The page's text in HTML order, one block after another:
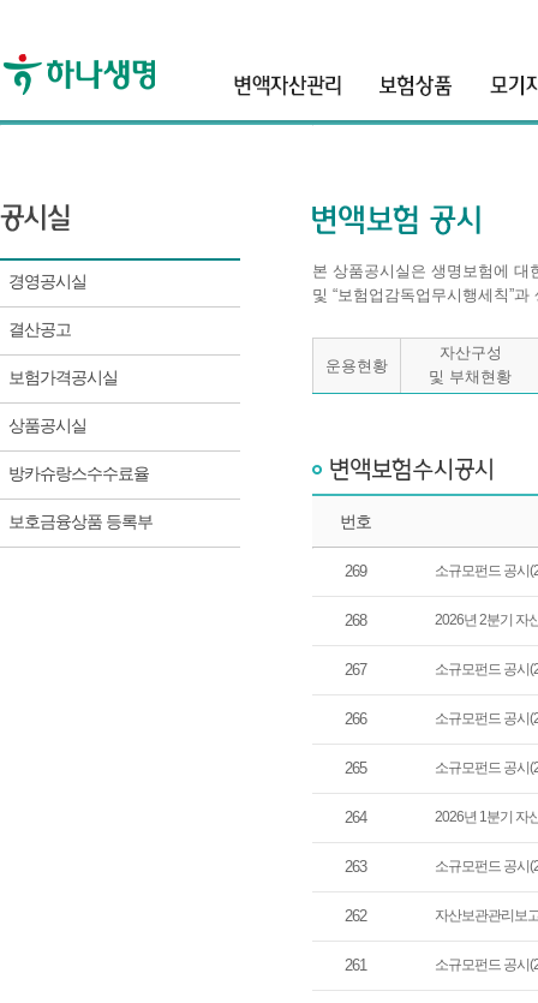
경영공시실
결산공고
보험가격공시실
상품공시실
방카슈랑스수수료율
보호금융상품 등록부
본 상품공시실은 생명보험에 대
및 “보험업감독업무시행세칙”
운용현황
자산구성
및 부채현황
번호
269 소규모펀드 공시
268 2026년 2분기 자
267 소규모펀드 공시
266 소규모펀드 공시
265 소규모펀드 공시
264 2026년 1분기 자
263 소규모펀드 공시
262 자산보관관리보
261 소규모펀드 공시